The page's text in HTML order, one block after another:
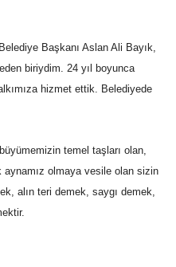
Başkanı Aslan Ali Bayık, 
biriydim. 24 yıl boyunca
hizmet ettik. Belediyede
büyümemizin temel taşları olan,
aynamız olmaya vesile olan sizin
alın teri demek, saygı demek,